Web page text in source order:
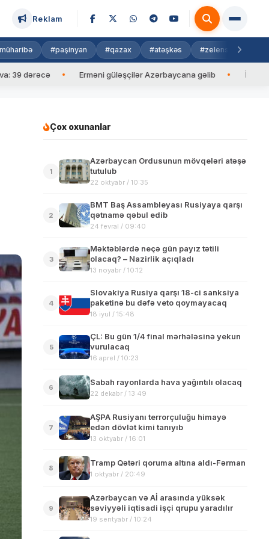
Reklam
#paşinyan #qazax #atəşkəs #zelenski
Erməni güləşçilər Azərbaycana gəlib İlham Əliyev
Çox oxunanlar
1
Azərbaycan Ordusunun mövqeləri atəşə
tutulub
22 oktyabr / 10:35
2
BMT Baş Assambleyası Rusiyaya qarşı
qətnamə qəbul edib
24 fevral / 09:40
3
Məktəblərdə neçə gün payız tətili
olacaq? – Nazirlik açıqladı
13 noyabr / 10:12
4
Slovakiya Rusiya qarşı 18-ci sanksiya
paketinə bu dəfə veto qoymayacaq
18 iyul / 15:48
5
ÇL: Bu gün 1/4 final mərhələsinə yekun
vurulacaq
16 aprel / 10:23
6
Sabah rayonlarda hava yağıntılı olacaq
22 dekabr / 13:49
7
AŞPA Rusiyanı terrorçuluğu himayə
edən dövlət kimi tanıyıb
13 oktyabr / 16:01
8
Tramp Qətəri qoruma altına aldı-Fərman
1 oktyabr / 20:49
9
Azərbaycan və Aİ arasında yüksək
səviyyəli iqtisadi işçi qrupu yaradılır
19 sentyabr / 10:24